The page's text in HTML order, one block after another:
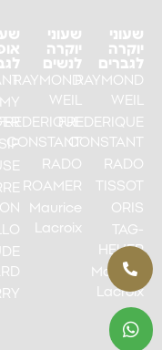
שעוני
יוקרה
לגברים
RAYMOND
WEIL
FREDERIQUE
CONSTANT
RADO
TISSOT
ORIS
TAG-
HEUER
Maurice
Lacroix
שעוני
יוקרה
לנשים
RAYMOND
WEIL
CONSTANT
RADO
ROAMER
Maurice
Lacroix